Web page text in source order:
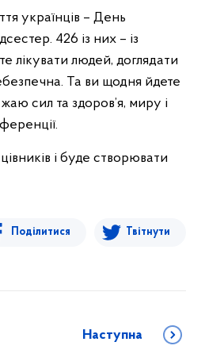
українців – День
426 із них – із
лікувати людей, доглядати
Та ви щодня йдете
сил та здоров’я, миру і
і буде створювати
Поділитися Твітнути
Наступна